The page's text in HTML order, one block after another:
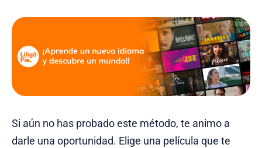
Si aún no has probado este método, te animo a
darle una oportunidad. Elige una película que te